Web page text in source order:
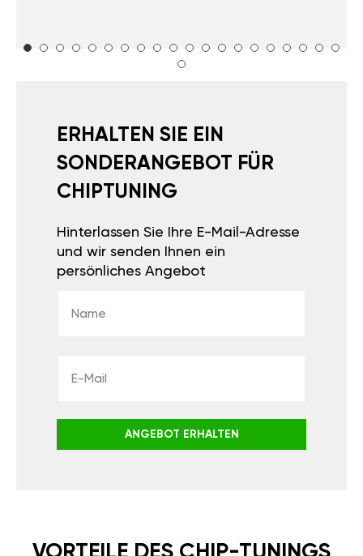
ERHALTEN SIE EIN
SONDERANGEBOT FÜR
CHIPTUNING
Hinterlassen Sie Ihre E-Mail-Adresse
und wir senden Ihnen ein
persönliches Angebot
ANGEBOT ERHALTEN